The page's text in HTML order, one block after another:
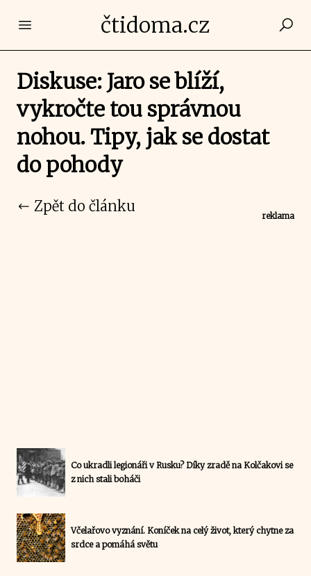
Open main menučtidoma.cz
Diskuse: Jaro se blíží,
vykročte tou správnou
nohou. Tipy, jak se dostat
do pohody
Zpět do článku
reklama
Co ukradli legionáři v Rusku? Díky zradě na Kolčakovi se
z nich stali boháči
Včelařovo vyznání. Koníček na celý život, který chytne za
srdce a pomáhá světu